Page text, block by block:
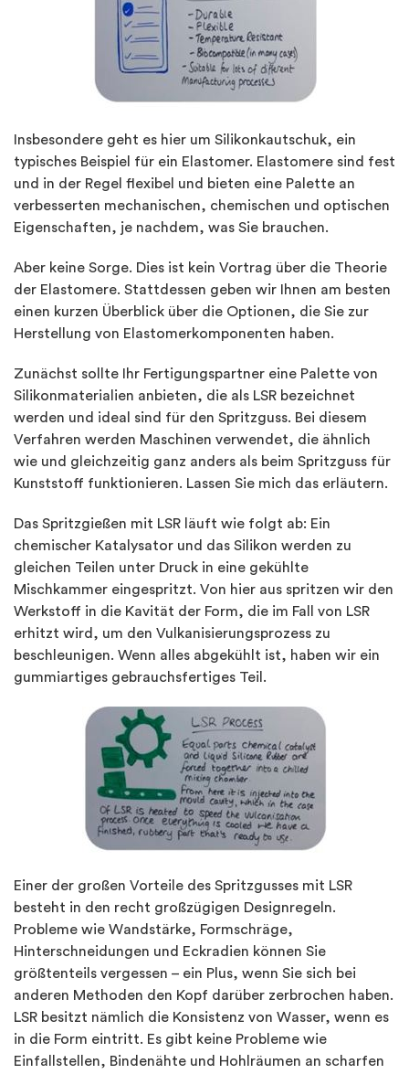
Insbesondere geht es hier um Silikonkautschuk, ein
typisches Beispiel für ein Elastomer. Elastomere sind fest
und in der Regel flexibel und bieten eine Palette an
verbesserten mechanischen, chemischen und optischen
Eigenschaften, je nachdem, was Sie brauchen.
Aber keine Sorge. Dies ist kein Vortrag über die Theorie
der Elastomere. Stattdessen geben wir Ihnen am besten
einen kurzen Überblick über die Optionen, die Sie zur
Herstellung von Elastomerkomponenten haben.
Zunächst sollte Ihr Fertigungspartner eine Palette von
Silikonmaterialien anbieten, die als LSR bezeichnet
werden und ideal sind für den Spritzguss. Bei diesem
Verfahren werden Maschinen verwendet, die ähnlich
wie und gleichzeitig ganz anders als beim Spritzguss für
Kunststoff funktionieren. Lassen Sie mich das erläutern.
Das Spritzgießen mit LSR läuft wie folgt ab: Ein
chemischer Katalysator und das Silikon werden zu
gleichen Teilen unter Druck in eine gekühlte
Mischkammer eingespritzt. Von hier aus spritzen wir den
Werkstoff in die Kavität der Form, die im Fall von LSR
erhitzt wird, um den Vulkanisierungsprozess zu
beschleunigen. Wenn alles abgekühlt ist, haben wir ein
gummiartiges gebrauchsfertiges Teil.
Einer der großen Vorteile des Spritzgusses mit LSR
besteht in den recht großzügigen Designregeln.
Probleme wie Wandstärke, Formschräge,
Hinterschneidungen und Eckradien können Sie
größtenteils vergessen – ein Plus, wenn Sie sich bei
anderen Methoden den Kopf darüber zerbrochen haben.
LSR besitzt nämlich die Konsistenz von Wasser, wenn es
in die Form eintritt. Es gibt keine Probleme wie
Einfallstellen, Bindenähte und Hohlräumen an scharfen